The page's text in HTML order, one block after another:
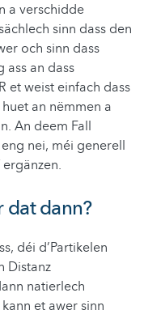
a verschidde
sinn dass den
och sinn dass
ass an dass
et weist einfach dass
an nëmmen a
An deem Fall
nei, méi generell
ergänzen.
dat dann?
déi d’Partikelen
Distanz
natierlech
et awer sinn